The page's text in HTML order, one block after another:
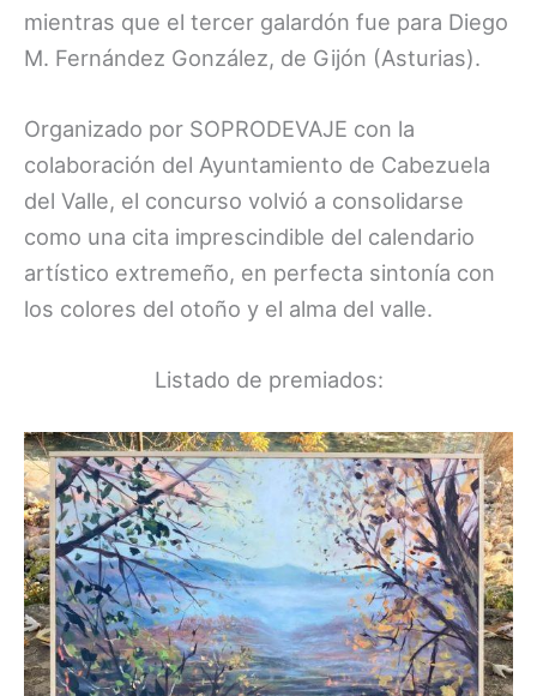
mientras que el tercer galardón fue para Diego
M. Fernández González, de Gijón (Asturias).
Organizado por SOPRODEVAJE con la
colaboración del Ayuntamiento de Cabezuela
del Valle, el concurso volvió a consolidarse
como una cita imprescindible del calendario
artístico extremeño, en perfecta sintonía con
los colores del otoño y el alma del valle.
Listado de premiados: